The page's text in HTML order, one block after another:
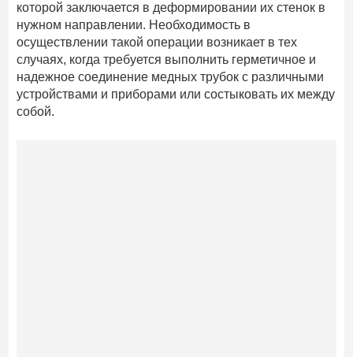
которой заключается в деформировании их стенок в
нужном направлении. Необходимость в
осуществлении такой операции возникает в тех
случаях, когда требуется выполнить герметичное и
надежное соединение медных трубок с различными
устройствами и приборами или состыковать их между
собой.